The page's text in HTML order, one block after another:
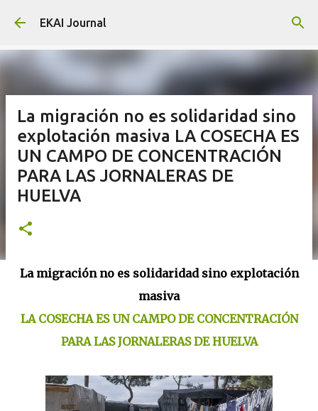
EKAI Journal
La migración no es solidaridad sino
explotación masiva LA COSECHA ES
UN CAMPO DE CONCENTRACIÓN
PARA LAS JORNALERAS DE
HUELVA
La migración no es solidaridad sino explotación
masiva
LA COSECHA ES UN CAMPO DE CONCENTRACIÓN
PARA LAS JORNALERAS DE HUELVA